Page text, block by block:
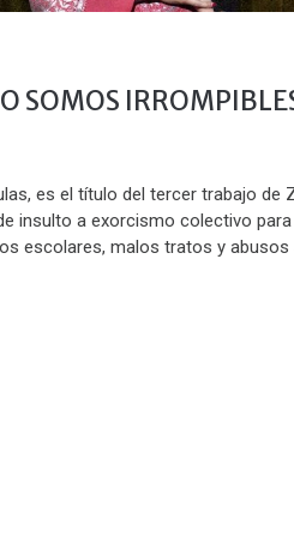
SOMOS
es el título del tercer trabajo de
insulto a exorcismo colectivo
escolares, malos tratos y abusos